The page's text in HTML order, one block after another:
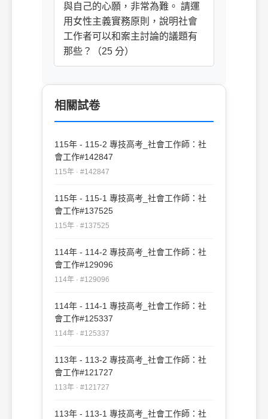
與自己的心願，非常為難。 請運
用女性主義實務原則，說明社會
工作者可以和案主討論的議題有
那些？（25 分）
相關試卷
115年 - 115-2 專技高考_社會工作師：社
會工作#142847
115年 · #142847
115年 - 115-1 專技高考_社會工作師：社
會工作#137525
115年 · #137525
114年 - 114-2 專技高考_社會工作師：社
會工作#129096
114年 · #129096
114年 - 114-1 專技高考_社會工作師：社
會工作#125337
114年 · #125337
113年 - 113-2 專技高考_社會工作師：社
會工作#121727
113年 · #121727
113年 - 113-1 專技高考_社會工作師：社